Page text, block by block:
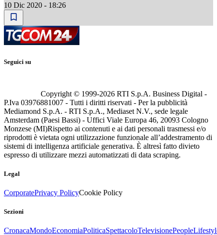
10 Dic 2020 - 18:26
Seguici su
Copyright © 1999-2026 RTI S.p.A. Business Digital -
P.Iva 03976881007 - Tutti i diritti riservati - Per la pubblicità
Mediamond S.p.A. - RTI S.p.A., Mediaset N.V., sede legale
Amsterdam (Paesi Bassi) - Uffici Viale Europa 46, 20093 Cologno
Monzese (MI)Rispetto ai contenuti e ai dati personali trasmessi e/o
riprodotti è vietata ogni utilizzazione funzionale all’addestramento di
sistemi di intelligenza artificiale generativa. È altresì fatto divieto
espresso di utilizzare mezzi automatizzati di data scraping.
Legal
CorporatePrivacy PolicyCookie Policy
Sezioni
CronacaMondoEconomiaPoliticaSpettacoloTelevisionePeople